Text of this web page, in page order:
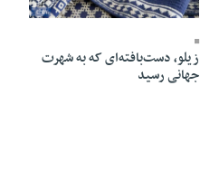
12 Azar 1398 - 15:15
زیلو، دست‌بافته‌ای که به شهرت
جهانی رسید